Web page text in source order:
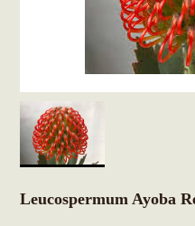
Leucospermum Ayoba